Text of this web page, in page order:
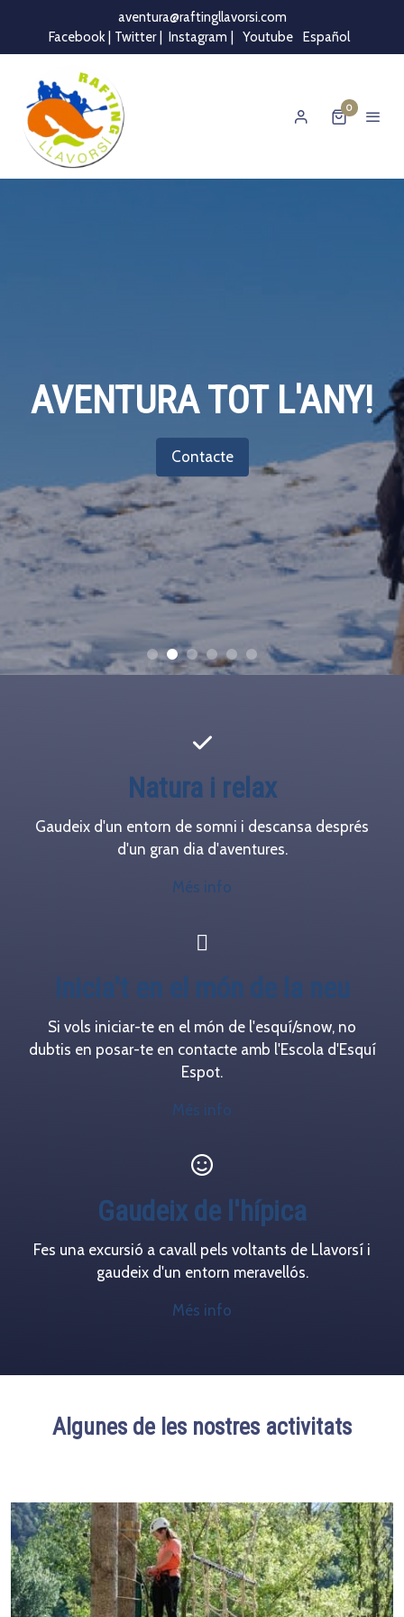
aventura@raftingllavorsi.com
Facebook |
Twitter Instagram Youtube Español
0
AVENTURA TOT L'ANY!
Contacte
Natura i relax
Gaudeix d'un entorn de somni i descansa després
d'un gran dia d'aventures.
Més info
Inicia't en el món de la neu
Si vols iniciar-te en el món de l'esquí/snow, no
dubtis en posar-te en contacte amb l'Escola d'Esquí
Espot.
Més info
Gaudeix de l'hípica
Fes una excursió a cavall pels voltants de Llavorsí i
gaudeix d'un entorn meravellós.
Més info
Algunes de les nostres activitats